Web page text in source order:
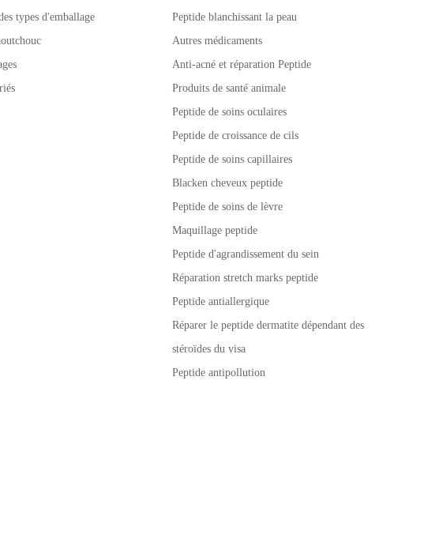
types d'emballage
Peptide blanchissant la peau
Autres médicaments
Anti-acné et réparation Peptide
Produits de santé animale
Peptide de soins oculaires
Peptide de croissance de cils
Peptide de soins capillaires
Blacken cheveux peptide
Peptide de soins de lèvre
Maquillage peptide
Peptide d'agrandissement du sein
Réparation stretch marks peptide
Peptide antiallergique
Réparer le peptide dermatite dépendant des
stéroïdes du visa
Peptide antipollution